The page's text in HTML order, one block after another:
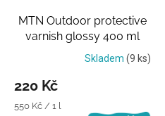
MTN Outdoor protective
varnish glossy 400 ml
Transparentní lak
Skladem (9 ks)
220 Kč
Měrná
550 Kč / 1 l